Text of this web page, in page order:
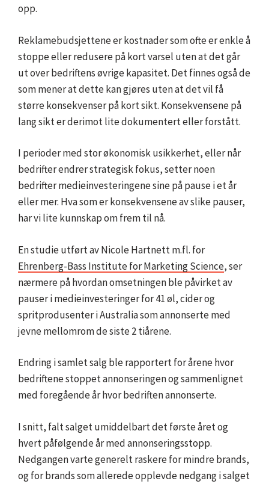
opp.
Reklamebudsjettene er kostnader som ofte er enkle å
stoppe eller redusere på kort varsel uten at det går
ut over bedriftens øvrige kapasitet. Det finnes også de
som mener at dette kan gjøres uten at det vil få
større konsekvenser på kort sikt. Konsekvensene på
lang sikt er derimot lite dokumentert eller forstått.
I perioder med stor økonomisk usikkerhet, eller når
bedrifter endrer strategisk fokus, setter noen
bedrifter medieinvesteringene sine på pause i et år
eller mer. Hva som er konsekvensene av slike pauser,
har vi lite kunnskap om frem til nå.
En studie utført av Nicole Hartnett m.fl. for
Ehrenberg-Bass Institute for Marketing Science, ser
nærmere på hvordan omsetningen ble påvirket av
pauser i medieinvesteringer for 41 øl, cider og
spritprodusenter i Australia som annonserte med
jevne mellomrom de siste 2 tiårene.
Endring i samlet salg ble rapportert for årene hvor
bedriftene stoppet annonseringen og sammenlignet
med foregående år hvor bedriften annonserte.
I snitt, falt salget umiddelbart det første året og
hvert påfølgende år med annonseringsstopp.
Nedgangen varte generelt raskere for mindre brands,
og for brands som allerede opplevde nedgang i salget